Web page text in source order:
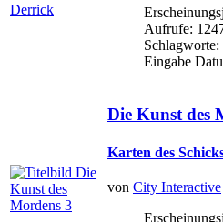
Aufrufe:
Schlagworte:
Eingabe
Die Kunst des
Karten des
von City Interactive